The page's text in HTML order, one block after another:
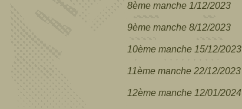
8ème manche 1/12/2023
9ème manche 8/12/2023
10ème manche 15/12/2023
11ème manche 22/12/2023
12ème manche 12/01/2024